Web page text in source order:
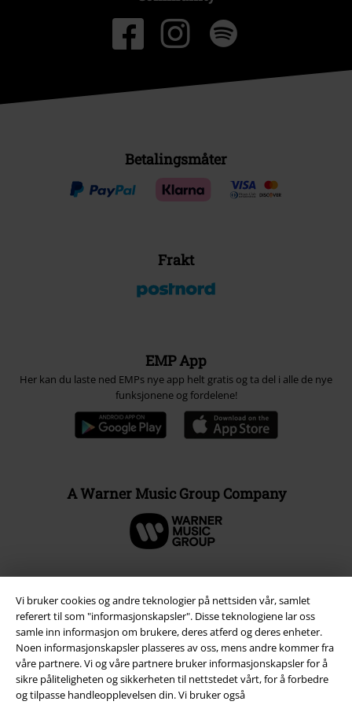
Vi bruker cookies og andre teknologier på nettsiden vår, samlet
referert til som "informasjonskapsler". Disse teknologiene lar oss
samle inn informasjon om brukere, deres atferd og deres enheter.
Noen informasjonskapsler plasseres av oss, mens andre kommer fra
våre partnere. Vi og våre partnere bruker informasjonskapsler for å
sikre påliteligheten og sikkerheten til nettstedet vårt, for å forbedre
og tilpasse handleopplevelsen din. Vi bruker også
Betalingsmåter
Frakt
EMP App
Her kan du laste ned EMPs nye app helt gratis og ta del i alle de nye
funksjonene og fordelene!
A Warner Music Group Company